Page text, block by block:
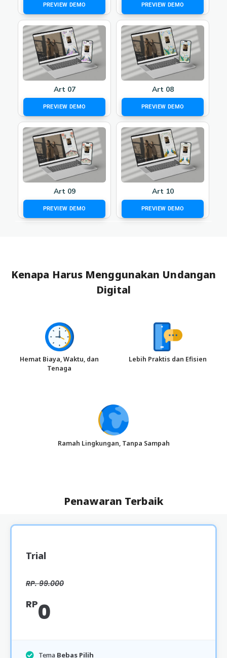
PREVIEW DEMO PREVIEW DEMO
Art 07
PREVIEW DEMO
Art 08
PREVIEW DEMO
Art 09
PREVIEW DEMO
Art 10
PREVIEW DEMO
Kenapa Harus Menggunakan Undangan
Digital
Hemat Biaya, Waktu, dan
Tenaga
Lebih Praktis dan Efisien
Ramah Lingkungan, Tanpa Sampah
Penawaran Terbaik
Trial
RP. 99.000
RP0
Tema Bebas Pilih